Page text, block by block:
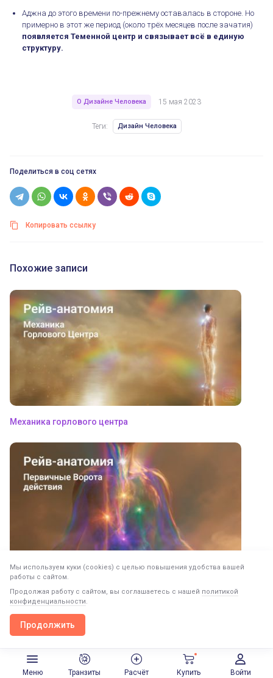
Продолжить в приложении
Аджна до этого времени по-прежнему оставалась в стороне. Но
примерно в этот же период (около трёх месяцев после зачатия)
появляется Теменной центр и связывает всё в единую
структуру.
О Дизайне Человека 15 мая 2023
Теги: Дизайн Человека
Поделиться в соц сетях
Копировать ссылку
Похожие записи
Механика горлового центра
Первичные ворота действия
Эволюция форм в Дизайне Человека
Меню Транзиты Расчёт Купить Войти
Мы используем куки (cookies) с целью повышения удобства вашей
работы с сайтом.
Продолжая работу с сайтом, вы соглашаетесь с нашей политикой
конфиденциальности.
Продолжить